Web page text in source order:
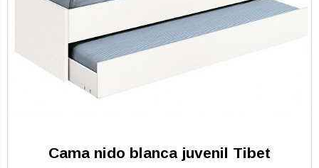
Cama nido blanca juvenil Tibet